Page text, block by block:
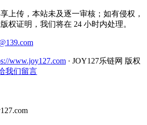
上传，本站未及逐一审核；如有侵权，
权证明，我们将在 24 小时内处理。
www.joy127.com · JOY127乐链网 版权
我们留言